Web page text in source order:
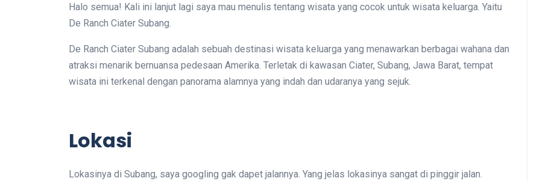
Halo semua! Kali ini lanjut lagi saya mau menulis tentang wisata yang cocok untuk wisata keluarga. Yaitu
De Ranch Ciater Subang.
De Ranch Ciater Subang adalah sebuah destinasi wisata keluarga yang menawarkan berbagai wahana dan
atraksi menarik bernuansa pedesaan Amerika. Terletak di kawasan Ciater, Subang, Jawa Barat, tempat
wisata ini terkenal dengan panorama alamnya yang indah dan udaranya yang sejuk.
Lokasi
Lokasinya di Subang, saya googling gak dapet jalannya. Yang jelas lokasinya sangat di pinggir jalan.